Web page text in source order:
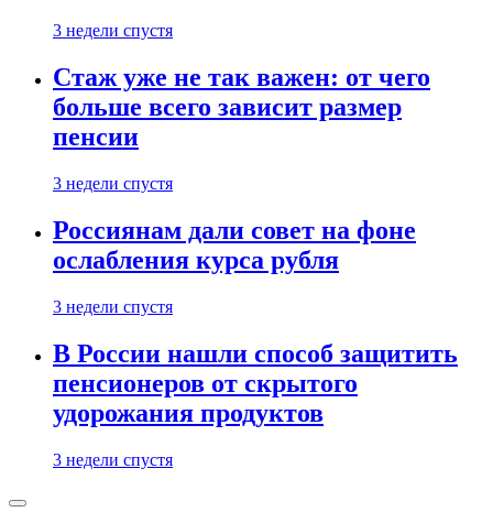
3 недели спустя
Стаж уже не так важен: от чего
больше всего зависит размер
пенсии
3 недели спустя
Россиянам дали совет на фоне
ослабления курса рубля
3 недели спустя
В России нашли способ защитить
пенсионеров от скрытого
удорожания продуктов
3 недели спустя